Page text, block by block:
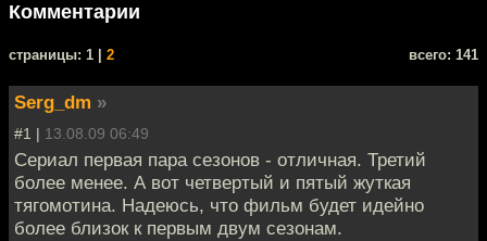
Комментарии
cтраницы: 1 | 2 всего: 141
Serg_dm »
#1 | 13.08.09 06:49
Сериал первая пара сезонов - отличная. Третий
более менее. А вот четвертый и пятый жуткая
тягомотина. Надеюсь, что фильм будет идейно
более близок к первым двум сезонам.